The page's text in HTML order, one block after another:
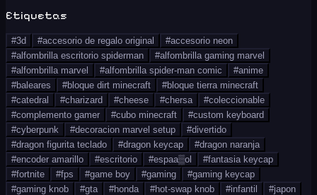
Etiquetas
#3d #accesorio de regalo original #accesorio neon
#alfombrilla escritorio spiderman #alfombrilla gaming marvel
#alfombrilla marvel #alfombrilla spider-man comic #anime
#baleares #bloque dirt minecraft #bloque tierra minecraft
#catedral #charizard #cheese #chersa #coleccionable
#complemento gamer #cubo minecraft #custom keyboard
#cyberpunk #decoracion marvel setup #divertido
#dragon figurita teclado #dragon keycap #dragon naranja
#encoder amarillo #escritorio #espaa▒ol #fantasia keycap
#fortnite #fps #game boy #gaming #gaming keycap
#gaming knob #gta #honda #hot-swap knob #infantil #japon